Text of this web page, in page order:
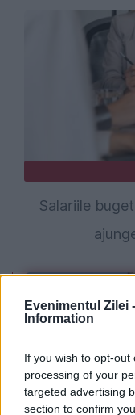
Evenimentul Zilei -
Information
If you wish to opt-
processing of your
targeted advertising
section to confirm
Salariile